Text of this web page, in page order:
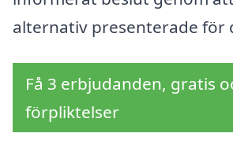
alternativ presenterade för
Få 3 erbjudanden, gratis
förpliktelser